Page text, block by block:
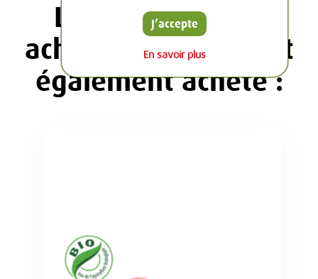
Les clients ayant
acheté cet article ont
également acheté :
J’accepte
En savoir plus